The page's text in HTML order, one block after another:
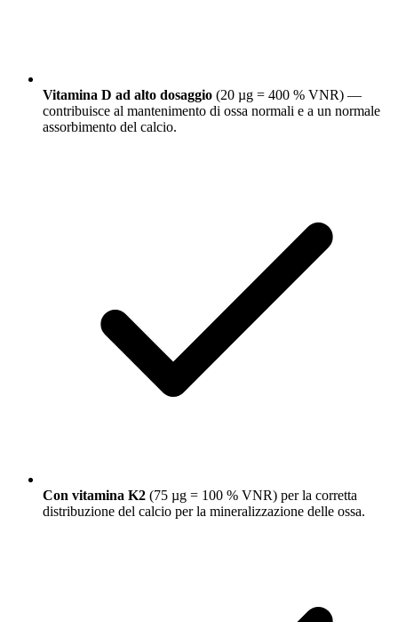
Vitamina D ad alto dosaggio (20 µg = 400 % VNR) —
contribuisce al mantenimento di ossa normali e a un normale
assorbimento del calcio.
Con vitamina K2 (75 µg = 100 % VNR) per la corretta
distribuzione del calcio per la mineralizzazione delle ossa.